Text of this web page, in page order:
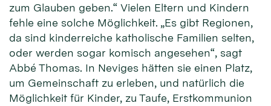
zum Glauben geben.“ Vielen Eltern und Kindern
fehle eine solche Möglichkeit. „Es gibt Regionen,
da sind kinderreiche katholische Familien selten,
oder werden sogar komisch angesehen“, sagt
Abbé Thomas. In Neviges hätten sie einen Platz,
um Gemeinschaft zu erleben, und natürlich die
Möglichkeit für Kinder, zu Taufe, Erstkommunion